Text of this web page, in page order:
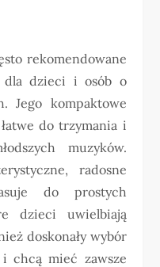
rekomendowane
dla dzieci i osób o
Jego kompaktowe
do trzymania i
muzyków.
radosne
do prostych
dzieci uwielbiają
doskonały wybór
chcą mieć zawsze